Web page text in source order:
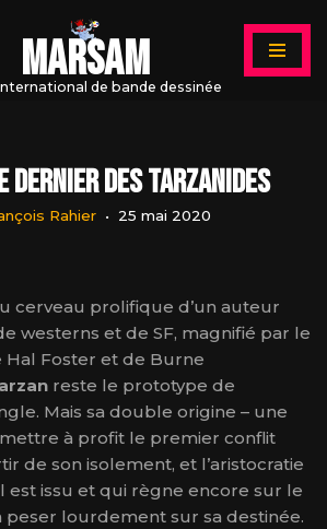
MARSAMde bande dessinée
DERNIER DES TARZANIDES
Rahier 25 mai 2020
cerveau prolifique d’un auteur
westerns et de SF, magnifié par le
Hal Foster et de Burne
reste le prototype de
Mais sa double origine – une
à profit le premier conflit
de son isolement, et l’aristocratie
est issu et qui règne encore sur le
peser lourdement sur sa destinée.